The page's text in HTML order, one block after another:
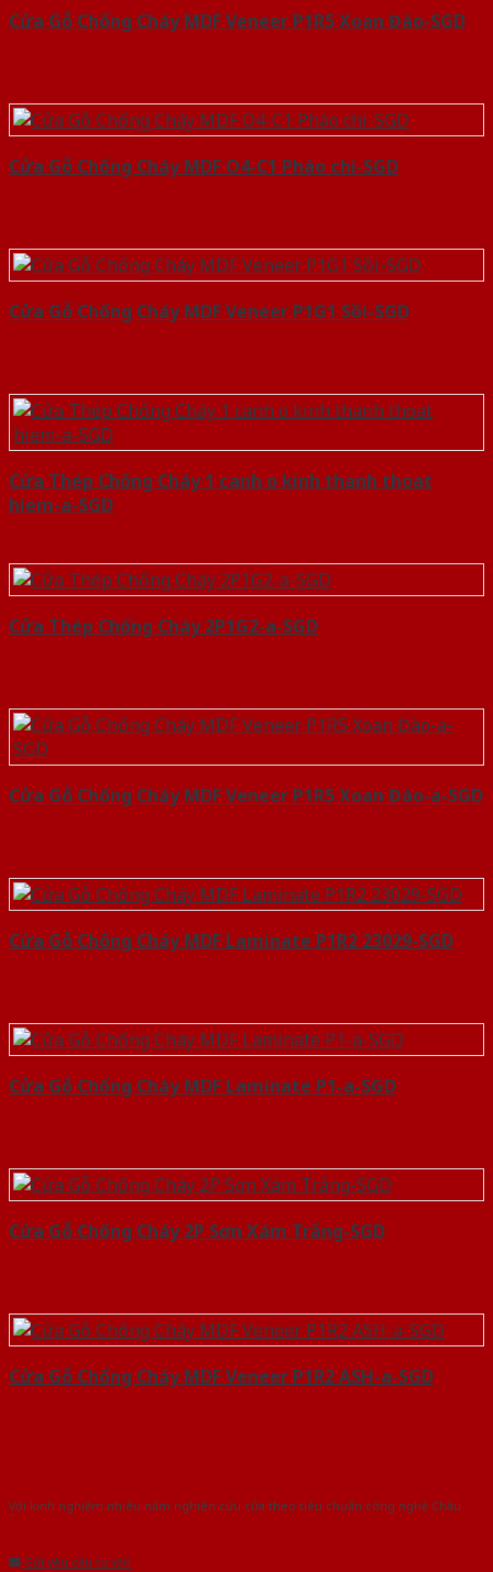
Cửa Gỗ Chống Cháy MDF Veneer P1R5 Xoan Đào-SGD
Cửa Gỗ Chống Cháy MDF O4-C1 Phào chi-SGD
Cửa Gỗ Chống Cháy MDF Veneer P1G1 Sồi-SGD
Cửa Thép Chống Cháy 1 canh o kinh thanh thoat
hiem-a-SGD
Cửa Thép Chống Cháy 2P1G2-a-SGD
Cửa Gỗ Chống Cháy MDF Veneer P1R5 Xoan Đào-a-SGD
Cửa Gỗ Chống Cháy MDF Laminate P1R2 23029-SGD
Cửa Gỗ Chống Cháy MDF Laminate P1-a-SGD
Cửa Gỗ Chống Cháy 2P Sơn Xám Trắng-SGD
Cửa Gỗ Chống Cháy MDF Veneer P1R2 ASH-a-SGD
Với kinh nghiệm nhiêu năm nghiên cứu cửa theo tiêu chuẩn công nghệ Châu
Gửi yêu cầu tư vấn